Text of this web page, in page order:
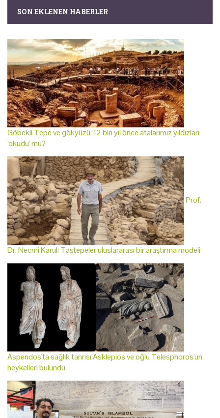
SON EKLENEN HABERLER
Göbekli Tepe ve gökyüzü: 12 bin yıl önce atalarımız yıldızları
'okudu' mu?
Prof.
Dr. Necmi Karul: Taştepeler uluslararası bir araştırma modeli
Aspendos'ta sağlık tanrısı Asklepios ve oğlu Telesphoros'un
heykelleri bulundu